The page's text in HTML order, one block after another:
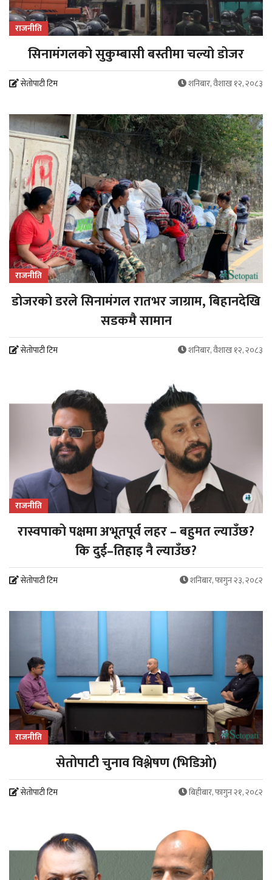
राजनीति
सिनामंगलको सुकुम्बासी बस्तीमा चल्यो डोजर
सेतोपाटी टिम शनिबार, वैशाख १२, २०८३
राजनीति
डोजरको डरले सिनामंगल रातभर जाग्राम, बिहानदेखि
सडकमै सामान
सेतोपाटी टिम शनिबार, वैशाख १२, २०८३
राजनीति
रास्वपाको पक्षमा अभूतपूर्व लहर – बहुमत ल्याउँछ?
कि दुई–तिहाइ नै ल्याउँछ?
सेतोपाटी टिम शनिबार, फागुन २३, २०८२
राजनीति
सेतोपाटी चुनाव विश्लेषण (भिडिओ)
सेतोपाटी टिम बिहीबार, फागुन २१, २०८२